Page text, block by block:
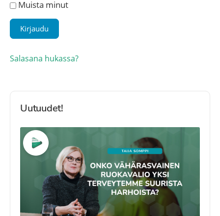
Muista minut
Salasana hukassa?
Uutuudet!